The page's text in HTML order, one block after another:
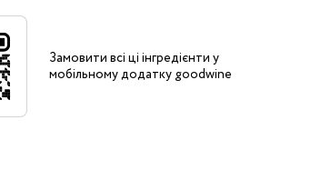
Замовити всі ці інгредієнти у
мобільному додатку goodwine